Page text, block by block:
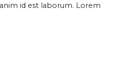
id est laborum. Lorem